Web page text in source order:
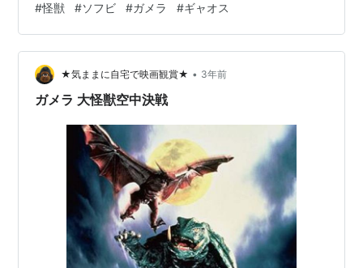
第四話』の鑑賞後にお邪魔しまして…… その店頭にて見
つけました「お宝」のひとつが、こちら。 その名も「ガ
メラ ソフトフィギュアVol２」版、超音波怪獣・宇宙ギャ
オス！ 完成品フィギュアブーム華やかりし２００３年に
セガプライズからリリースされた、 ゲームセンターでの
#怪獣 #ソフビ #ガメラ #ギャオス
★気ままに自宅で映画観賞★ • 3年前
ガメラ 大怪獣空中決戦